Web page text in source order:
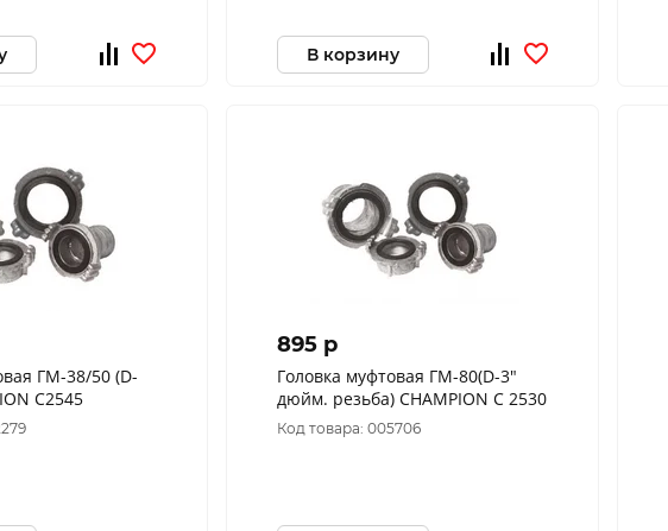
В корзину
ГМ-38/50 (D-
C2545
895 p
Головка муфтовая ГМ-80(D-3"
дюйм. резьба) CHAMPION C 2530
Код товара: 005706